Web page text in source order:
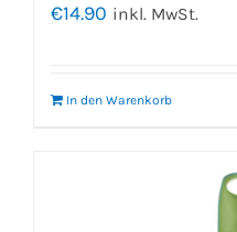
€14.90 inkl. MwSt.
In den Warenkorb